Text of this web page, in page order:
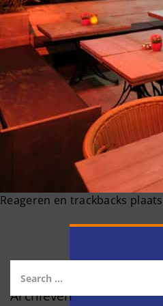
Reageren en trackbacks
Archieven